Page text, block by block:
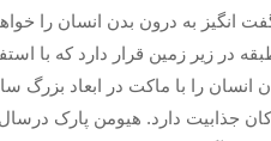
انگیز به درون بدن انسان را
در زیر زمین قرار دارد که با
انسان را با ماکت در ابعاد